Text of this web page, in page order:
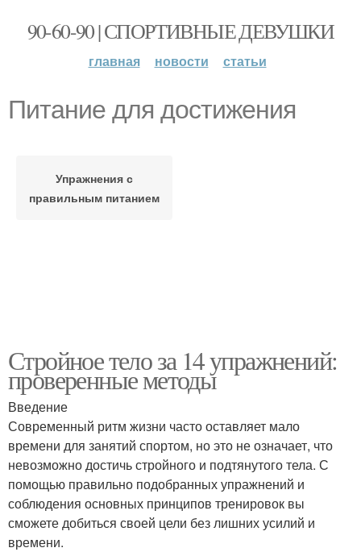
90-60-90 | СПОРТИВНЫЕ ДЕВУШКИ
главная новости статьи
Питание для достижения
Упражнения с
правильным питанием
Стройное тело за 14 упражнений:
проверенные методы
Введение
Современный ритм жизни часто оставляет мало
времени для занятий спортом, но это не означает, что
невозможно достичь стройного и подтянутого тела. С
помощью правильно подобранных упражнений и
соблюдения основных принципов тренировок вы
сможете добиться своей цели без лишних усилий и
времени.